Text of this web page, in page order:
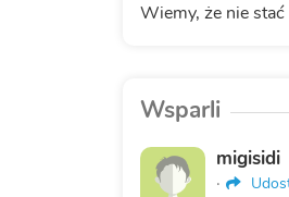
Wiemy, że nie stać
Wsparli
migisidi
·